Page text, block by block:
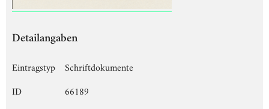
Detailangaben
Eintragstyp
Schriftdokumente
ID
66189